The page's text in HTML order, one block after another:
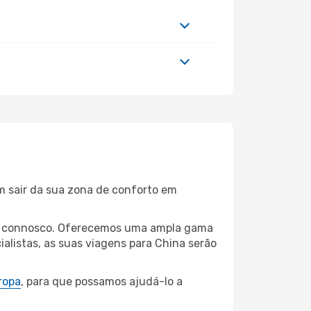
sair da sua zona de conforto em
Oferecemos uma ampla gama
as suas viagens para China serão
, para que possamos ajudá-lo a